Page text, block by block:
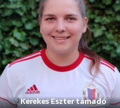
Kerekes Eszter támadó